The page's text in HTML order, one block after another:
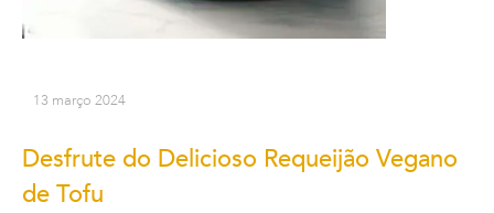
13 março 2024
Desfrute do Delicioso Requeijão Vegano
de Tofu